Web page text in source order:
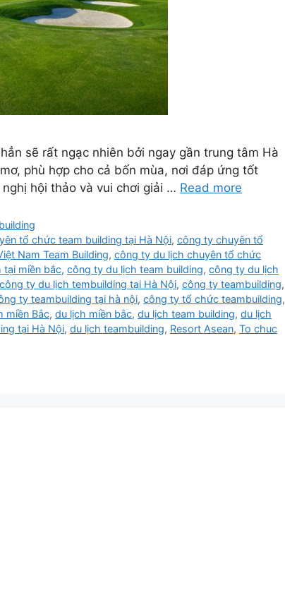
sẽ rất ngạc nhiên bởi ngay gần trung tâm Hà
phù hợp cho cả bốn mùa, nơi đáp ứng tốt
hội thảo và vui chơi giải … Read more
tổ chức team building tại Hà Nội,công ty chuyên tổ
Nam Team Building, công ty du lịch chuyên tổ chức
tại miền bắc, công ty du lịch team building, công ty du lịch
công ty du lịch tembuilding tại Hà Nội, công ty teambuilding,
ty teambuilding tại hà nội, công ty tổ chức teambuilding,
miền Bắc, du lịch miền bắc, du lịch team building, du lịch
tại Hà Nội, du lịch teambuilding, Resort Asean, To chuc